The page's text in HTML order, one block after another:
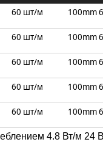
60 шт/м 100mm
60 шт/м 100mm
60 шт/м 100mm
60 шт/м 100mm
60 шт/м 100mm
4.8 Вт/м 24